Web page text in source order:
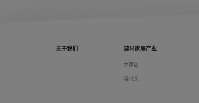
关于我们 建材家居产业
大家居
建材类